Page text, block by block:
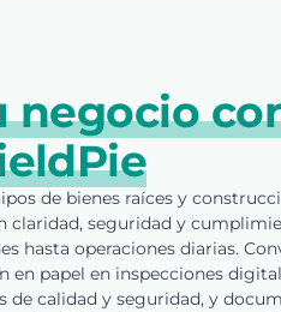
negocio
de bienes raíces y
claridad, seguridad y
hasta operaciones diarias.
en papel en inspecciones
de calidad y seguridad, y